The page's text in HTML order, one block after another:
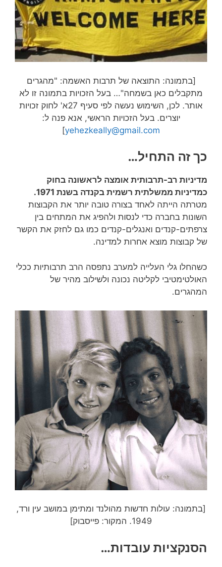
[בתמונה: התוצאה של תרבות האשמה: "מהגרים
מתקבלים כאן בשמחה"… בעל הזכויות בתמונה זו לא
אותר. לכן, השימוש נעשה לפי סעיף 27א' לחוק זכויות
יוצרים. בעל הזכויות הראשי, אנא פנה ל:
yehezkeally@gmail.com
]
כך זה התחיל…
מדיניות רב-תרבותית אומצה לראשונה בחוק
כמדיניות ממשלתית רשמית בקנדה בשנת 1971.
מטרתה הייתה לאחד בצורה טובה יותר את הקבוצות
השונות בחברה כדי לנסות ולהפיג את המתחים בין
צרפתים-קנדים ואנגלים-קנדים כמו גם לחזק את הקשר
של קבוצות מוצא אחרות למדינה.
כשהחלו גלי העלייה למערב נתפסה הרב תרבותיות ככלי
האולטימטיבי לקליטה נכונה ולשילוב מהיר של
המהגרים.
[בתמונה: עולות חדשות מהולנד ומתימן במושב עין ורד,
1949. המקור: פייסבוק]
הסנקציות עובדות…